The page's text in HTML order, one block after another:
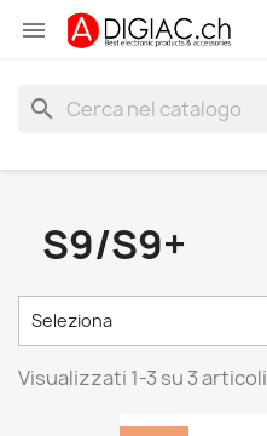

search
S9/S9+
Seleziona
Visualizzati 1-3 su 3 articoli